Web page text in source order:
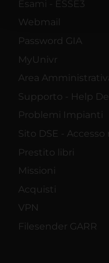
pubblicità e social
con altre informazioni
Esami - ESSE3
Webmail
Password GIA
MyUnivr
Area
Supporto - Help
Problemi Impianti
Sito DSE - Accesso
Prestito libri
Missioni
Acquisti
VPN
Filesender GARR